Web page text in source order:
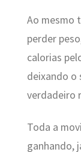
Ao mesmo
perder
calorias
deixando o
verdadeiro
Toda a
ganhando,